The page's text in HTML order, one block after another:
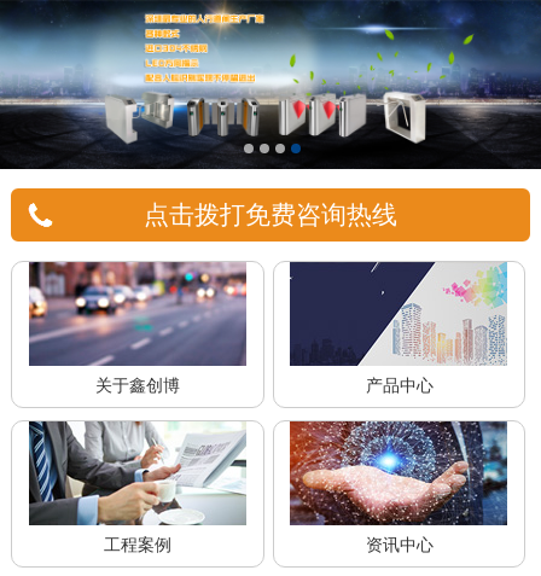
点击拨打免费咨询热线
关于鑫创博 产品中心
工程案例 资讯中心